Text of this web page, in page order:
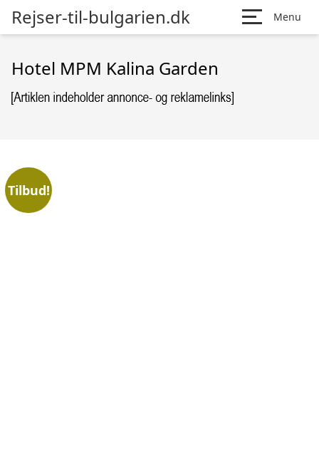
Rejser-til-bulgarien.dk Menu
Hotel MPM Kalina Garden
Tilbud!